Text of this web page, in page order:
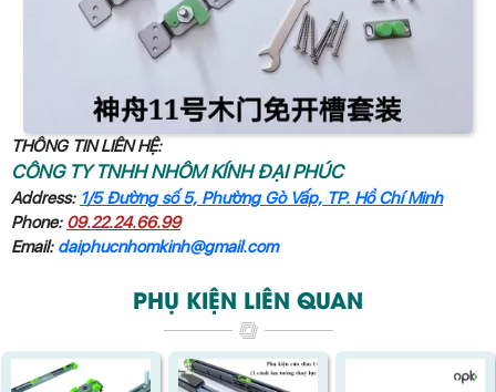
THÔNG TIN LIÊN HỆ:
CÔNG TY TNHH NHÔM KÍNH ĐẠI PHÚC
Address: 1/5 Đường số 5, Phường Gò Vấp, TP. Hồ Chí Minh
Phone: 09.22.24.66.99
Email: daiphucnhomkinh@gmail.com
PHỤ KIỆN LIÊN QUAN